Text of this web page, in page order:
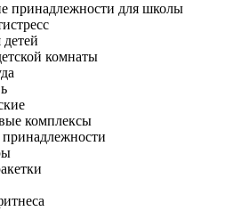
принадлежности для школы
детей
комнаты
комплексы